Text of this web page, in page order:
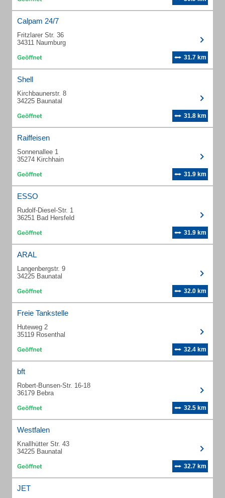
Calpam 24/7
Fritzlarer Str. 36
34311 Naumburg
31.7 km
Shell
Kirchbaunerstr. 8
34225 Baunatal
31.8 km
Raiffeisen
Sonnenallee 1
35274 Kirchhain
31.9 km
ESSO
Rudolf-Diesel-Str. 1
36251 Bad Hersfeld
31.9 km
ARAL
Langenbergstr. 9
34225 Baunatal
32.0 km
Freie Tankstelle
Huteweg 2
35119 Rosenthal
32.4 km
bft
Robert-Bunsen-Str. 16-18
36179 Bebra
32.5 km
Westfalen
Knallhütter Str. 43
34225 Baunatal
32.7 km
JET